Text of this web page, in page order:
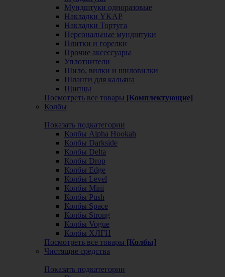
Мундштуки одноразовые
Накладки YKAP
Накладки Тортуга
Персональные мундштуки
Плитки и горелки
Прочие аксессуары
Уплотнители
Шило, вилки и шиловилки
Шланги для кальяна
Щипцы
Посмотреть все товары [Комплектующие]
Колбы
Показать подкатегории
Колбы Alpha Hookah
Колбы Darkside
Колбы Delta
Колбы Drop
Колбы Edge
Колбы Level
Колбы Mini
Колбы Push
Колбы Space
Колбы Strong
Колбы Vogue
Колбы ХЛГН
Посмотреть все товары [Колбы]
Чистящие средства
Показать подкатегории